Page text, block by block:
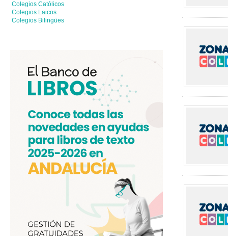
Colegios Católicos
Colegios Laicos
Colegios Bilingües